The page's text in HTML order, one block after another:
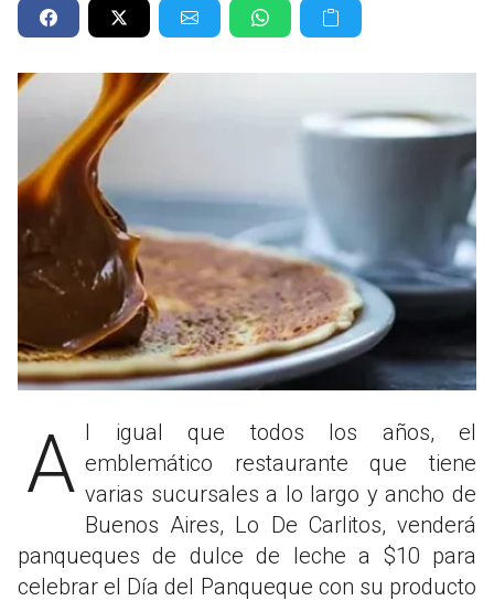
Al igual que todos los años, el emblemático restaurante que tiene
varias sucursales a lo largo y ancho de
Buenos Aires, Lo De Carlitos, venderá
panqueques de dulce de leche a $10 para
celebrar el Día del Panqueque con su producto